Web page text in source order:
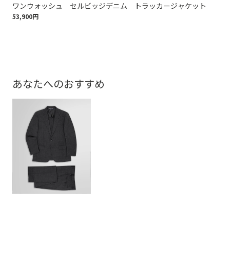
ワンウォッシュ セルビッジデニム トラッカージャケット
53,900円
あなたへのおすすめ